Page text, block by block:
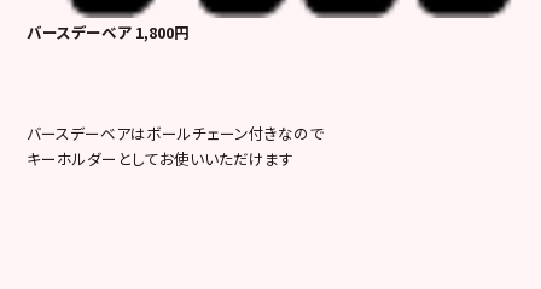
バースデーベア 1,800円
バースデーベアはボールチェーン付きなので
キーホルダーとしてお使いいただけます